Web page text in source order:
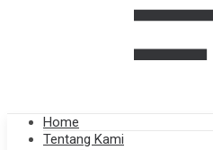
Home
Tentang Kami